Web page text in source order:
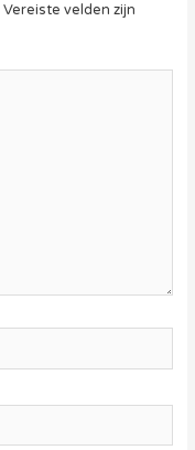
Vereiste velden zijn